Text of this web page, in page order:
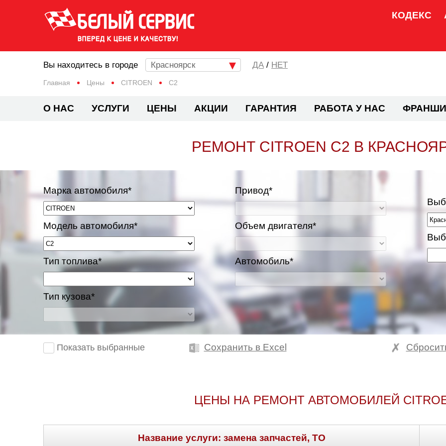
КОДЕКС
Главная Цены CITROEN C2
Вы находитесь в городе Красноярск / НЕТ
О НАС УСЛУГИ ЦЕНЫ АКЦИИ ГАРАНТИЯ РАБОТА У НАС
РЕМОНТ CITROEN C2 В
Марка автомобиля*
Модель автомобиля*
Тип топлива*
Тип кузова*
Привод*
Объем двигателя*
Автомобиль*
Показать выбранные Сохранить в Excel
ЦЕНЫ НА РЕМОНТ АВТОМОБИЛЕЙ
Название услуги: замена запчастей, ТО